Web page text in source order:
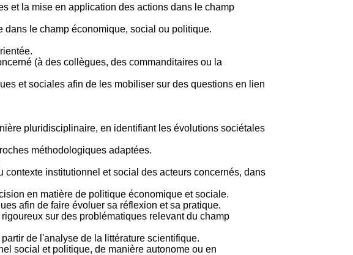
et la mise en application des actions dans le champ
le champ économique, social ou politique.
(à des collègues, des commanditaires ou la
et sociales afin de les mobiliser sur des questions en lien
pluridisciplinaire, en identifiant les évolutions sociétales
méthodologiques adaptées.
institutionnel et social des acteurs concernés, dans
en matière de politique économique et sociale.
afin de faire évoluer sa réflexion et sa pratique.
sur des problématiques relevant du champ
de l'analyse de la littérature scientifique.
social et politique, de manière autonome ou en